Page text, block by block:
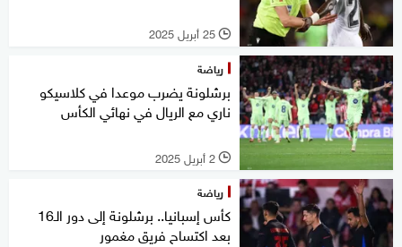
l 25 أبريل 2025
رياضة
برشلونة يضرب موعدا في كلاسيكو
ناري مع الريال في نهائي الكأس
l 2 أبريل 2025
رياضة
كأس إسبانيا.. برشلونة إلى دور الـ16
بعد اكتساح فريق مغمور